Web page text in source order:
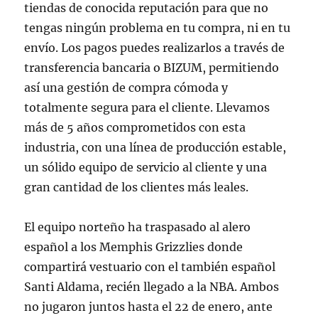
tiendas de conocida reputación para que no
tengas ningún problema en tu compra, ni en tu
envío. Los pagos puedes realizarlos a través de
transferencia bancaria o BIZUM, permitiendo
así una gestión de compra cómoda y
totalmente segura para el cliente. Llevamos
más de 5 años comprometidos con esta
industria, con una línea de producción estable,
un sólido equipo de servicio al cliente y una
gran cantidad de los clientes más leales.
El equipo norteño ha traspasado al alero
español a los Memphis Grizzlies donde
compartirá vestuario con el también español
Santi Aldama, recién llegado a la NBA. Ambos
no jugaron juntos hasta el 22 de enero, ante